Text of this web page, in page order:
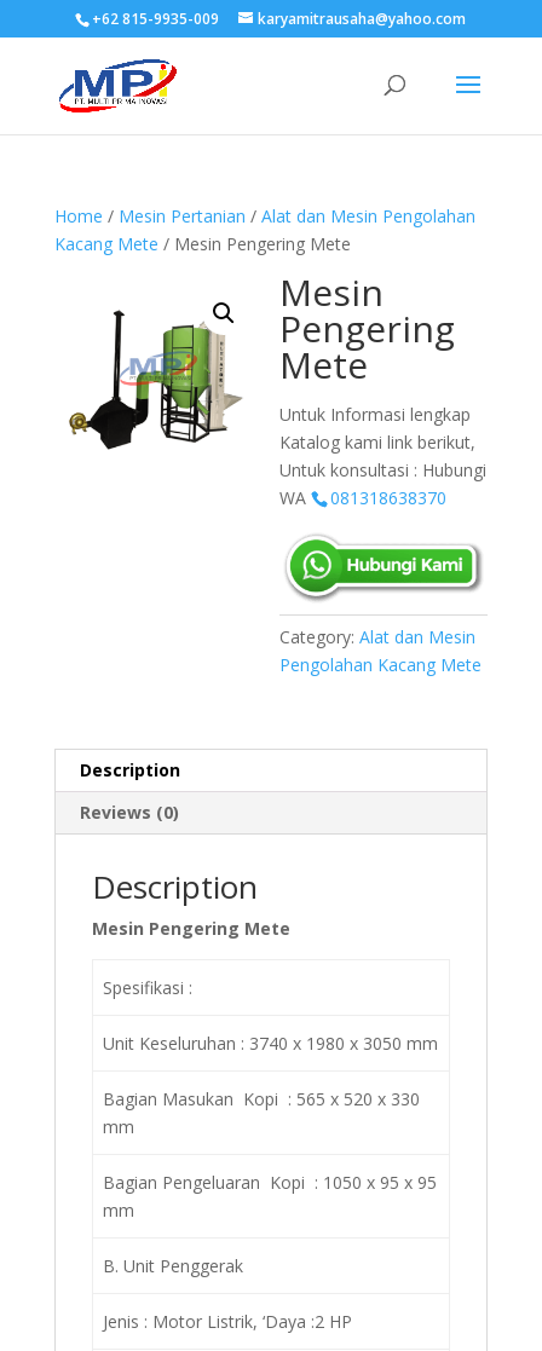
+62 815-9935-009 karyamitrausaha@yahoo.com
Home / Mesin Pertanian / Alat dan Mesin Pengolahan
Kacang Mete / Mesin Pengering Mete
Mesin
Pengering
Mete
Untuk Informasi lengkap
Katalog kami link berikut,
Untuk konsultasi : Hubungi
WA
081318638370
Category:Alat dan Mesin
Pengolahan Kacang Mete
Description
Reviews (0)
Description
Mesin Pengering Mete
Spesifikasi :
Unit Keseluruhan : 3740 x 1980 x 3050 mm
Bagian Masukan Kopi : 565 x 520 x 330
mm
Bagian Pengeluaran Kopi : 1050 x 95 x 95
mm
B. Unit Penggerak
Jenis : Motor Listrik, ‘Daya :2 HP